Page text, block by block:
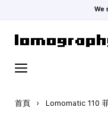
We
首頁 › Lomomatic 110